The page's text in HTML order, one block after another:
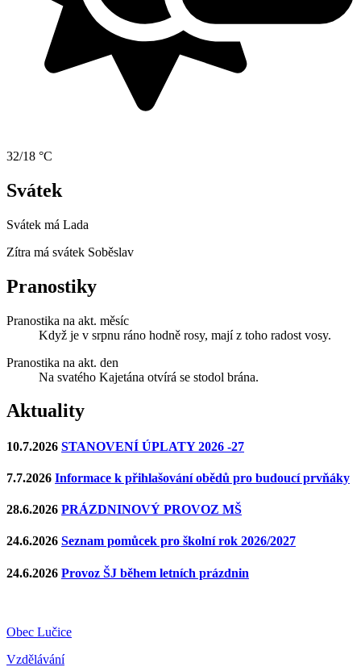
32/18 °C
Svátek
Svátek má Lada
Zítra má svátek Soběslav
Pranostiky
Pranostika na akt. měsíc
Když je v srpnu ráno hodně rosy, mají z toho radost vosy.
Pranostika na akt. den
Na svatého Kajetána otvírá se stodol brána.
Aktuality
10.7.2026 STANOVENÍ ÚPLATY 2026 -27
7.7.2026 Informace k přihlašování obědů pro budoucí prvňáky
28.6.2026 PRÁZDNINOVÝ PROVOZ MŠ
24.6.2026 Seznam pomůcek pro školní rok 2026/2027
24.6.2026 Provoz ŠJ během letních prázdnin
Obec Lučice
Vzdělávání